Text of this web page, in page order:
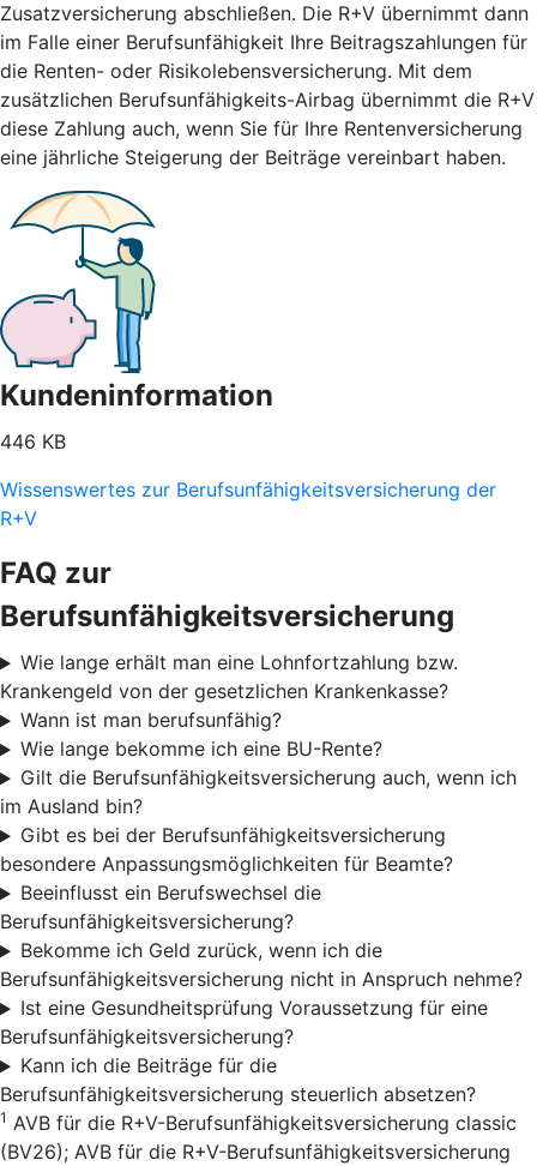
Zusatzversicherung abschließen. Die R+V übernimmt dann
im Falle einer Berufsunfähigkeit Ihre Beitragszahlungen für
die Renten- oder Risikolebensversicherung. Mit dem
zusätzlichen Berufsunfähigkeits-Airbag übernimmt die R+V
diese Zahlung auch, wenn Sie für Ihre Rentenversicherung
eine jährliche Steigerung der Beiträge vereinbart haben.
Kundeninformation
446 KB
Wissenswertes zur Berufsunfähigkeitsversicherung der
R+V
FAQ zur
Berufsunfähigkeitsversicherung
Wie lange erhält man eine Lohnfortzahlung bzw.
Krankengeld von der gesetzlichen Krankenkasse?
Wann ist man berufsunfähig?
Wie lange bekomme ich eine BU-Rente?
Gilt die Berufsunfähigkeitsversicherung auch, wenn ich
im Ausland bin?
Gibt es bei der Berufsunfähigkeitsversicherung
besondere Anpassungsmöglichkeiten für Beamte?
Beeinflusst ein Berufswechsel die
Berufsunfähigkeitsversicherung?
Bekomme ich Geld zurück, wenn ich die
Berufsunfähigkeitsversicherung nicht in Anspruch nehme?
Ist eine Gesundheitsprüfung Voraussetzung für eine
Berufsunfähigkeitsversicherung?
Kann ich die Beiträge für die
Berufsunfähigkeitsversicherung steuerlich absetzen?
1 AVB für die R+V-Berufsunfähigkeitsversicherung classic
(BV26); AVB für die R+V-Berufsunfähigkeitsversicherung